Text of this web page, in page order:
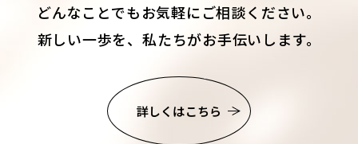
どんなことでもお気軽にご相談ください。
新しい一歩を、私たちがお手伝いします。
詳しくはこちら